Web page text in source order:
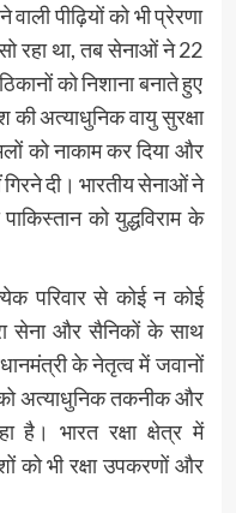
पीढ़ियों को भी प्रेरणा
रहा था, तब सेनाओं ने 22
को निशाना बनाते हुए
अत्याधुनिक वायु सुरक्षा
को नाकाम कर दिया और
दी। भारतीय सेनाओं ने
को युद्धविराम के
परिवार से कोई न कोई
सेना और सैनिकों के साथ
के नेतृत्व में जवानों
अत्याधुनिक तकनीक और
है। भारत रक्षा क्षेत्र में
को भी रक्षा उपकरणों और